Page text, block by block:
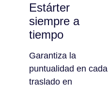
Estárter
siempre a
tiempo
Garantiza la
puntualidad en cada
traslado en